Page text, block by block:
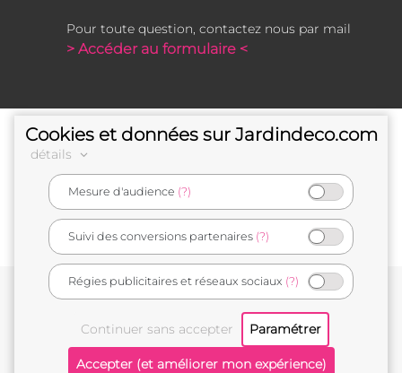
Pour toute question, contactez nous par mail
> Accéder au formulaire <
e-commerçant français
Cookies et données sur Jardindeco.com
détails
Mesure d'audience (?)
Suivi des conversions partenaires (?)
Régies publicitaires et réseaux sociaux (?)